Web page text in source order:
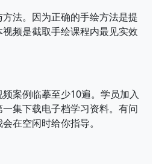
法。因为正确的手绘方法是提
频是截取手绘课程内最见实效
案例临摹至少10遍。学员加入
集下载电子档学习资料。有问
在空闲时给你指导。